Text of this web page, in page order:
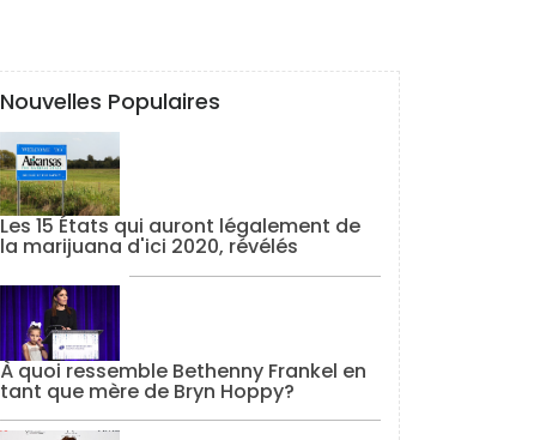
Nouvelles Populaires
Les 15 États qui auront légalement de
la marijuana d'ici 2020, révélés
À quoi ressemble Bethenny Frankel en
tant que mère de Bryn Hoppy?